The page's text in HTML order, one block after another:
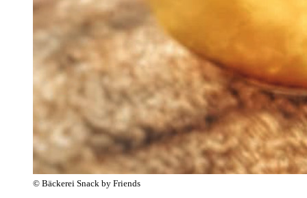
© Bäckerei Snack by Friends